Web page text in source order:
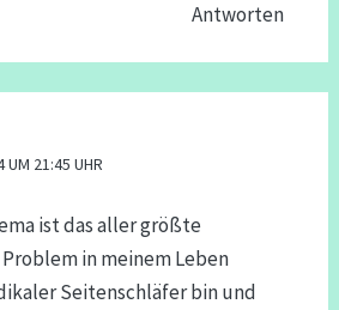
Antworten
UM 21:45 UHR
ist das aller größte
in meinem Leben
Seitenschläfer bin und